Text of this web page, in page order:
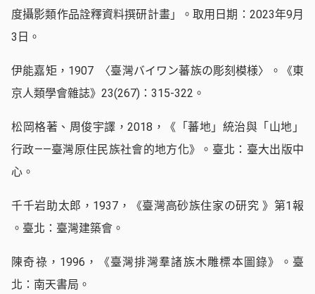
度攝影類作品詮釋資料撰研計畫」。取用日期：2023年9月
3日。
伊能嘉矩，1907 〈臺灣バイワン蕃族の彫刻模様〉。《東
京人類學會雜誌》23(267)：315-322。
松岡格著、周俊宇譯，2018，《「蕃地」統治與「山地」
行政——臺灣原住民族社會的地方化》。臺北：臺大出版中
心。
千千岩助太郎，1937，《臺灣高砂族住家の研究 》第1報
。臺北：臺灣建築會。
陳奇祿，1996，《臺灣排灣羣諸族木雕標本圖錄》。臺
北：南天書局。